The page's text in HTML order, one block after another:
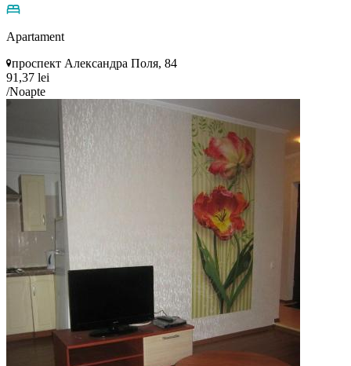
Apartament
проспект Александра Поля, 84
91,37 lei
/Noapte